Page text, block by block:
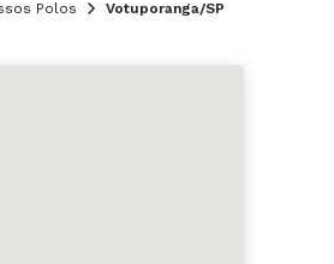
Polos Votuporanga/SP